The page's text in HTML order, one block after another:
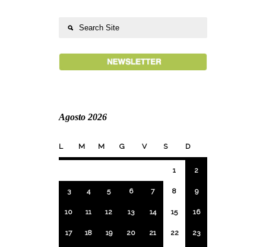
Agosto 2026
L M M G V S D
1 2
3 4 5 6 7 8 9
10 11 12 13 14 15 16
17 18 19 20 21 22 23